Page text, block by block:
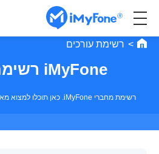
> רשימת עורכים
iMyFone רשימת עורכים
רשימת מחברי iMyFone. כאן תוכלו למצוא מאמרים שונים שנערכים על ידינו.